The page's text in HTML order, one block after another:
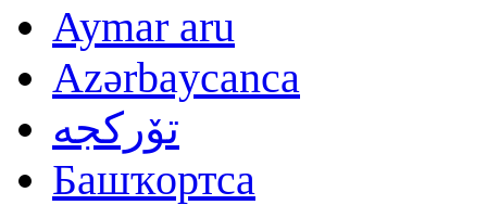
Aymar aru
Azərbaycanca
تۆرکجه
Башҡортса